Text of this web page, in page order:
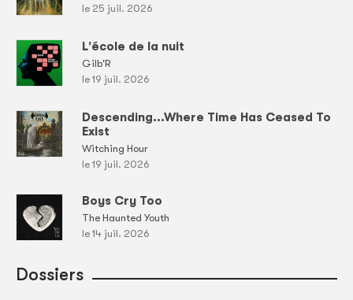
le 25 juil. 2026
L'école de la nuit
Gilb'R
le 19 juil. 2026
Descending...Where Time Has Ceased To
Exist
Witching Hour
le 19 juil. 2026
Boys Cry Too
The Haunted Youth
le 14 juil. 2026
Dossiers